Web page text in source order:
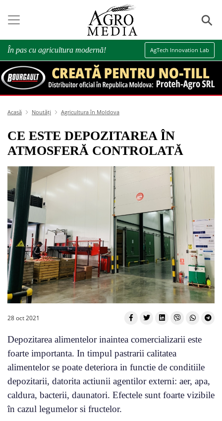
⚲
În pas cu agricultura modernă! AgTech Innovation Lab
Acasă Noutăți Agricultura în Moldova
CE ESTE DEPOZITAREA ÎN
ATMOSFERĂ CONTROLATĂ
28 oct 2021
Depozitarea alimentelor inaintea comercializarii este
foarte importanta. In timpul pastrarii calitatea
alimentelor se poate deteriora in functie de conditiile
depozitarii, datorita actiunii agentilor externi: aer, apa,
caldura, bacterii, daunatori. Efectele sunt foarte vizibile
în cazul legumelor si fructelor.